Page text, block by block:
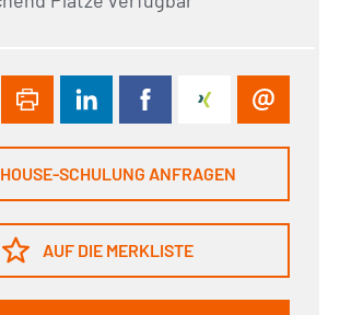
SCHULUNG ANFRAGEN
AUF DIE MERKLISTE